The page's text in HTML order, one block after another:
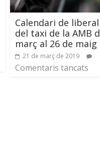
Calendari de
del taxi de la AMB
març al 26 de maig
21 de març de 2019
Comentaris tancats